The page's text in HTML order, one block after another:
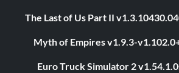
The Last of Us Part II
Myth of Empires v1.9.3-
Euro Truck Simulator 2